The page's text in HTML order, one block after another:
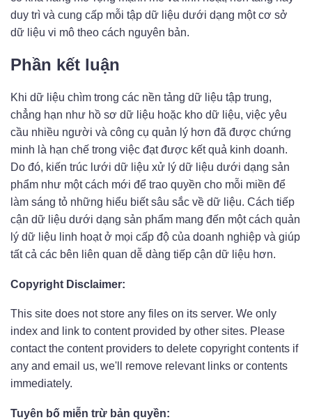
duy trì và cung cấp mỗi tập dữ liệu dưới dạng một cơ sở
dữ liệu vi mô theo cách nguyên bản.
Phần kết luận
Khi dữ liệu chìm trong các nền tảng dữ liệu tập trung,
chẳng hạn như hồ sơ dữ liệu hoặc kho dữ liệu, việc yêu
cầu nhiều người và công cụ quản lý hơn đã được chứng
minh là hạn chế trong việc đạt được kết quả kinh doanh.
Do đó, kiến ​​trúc lưới dữ liệu xử lý dữ liệu dưới dạng sản
phẩm như một cách mới để trao quyền cho mỗi miền để
làm sáng tỏ những hiểu biết sâu sắc về dữ liệu. Cách tiếp
cận dữ liệu dưới dạng sản phẩm mang đến một cách quản
lý dữ liệu linh hoạt ở mọi cấp độ của doanh nghiệp và giúp
tất cả các bên liên quan dễ dàng tiếp cận dữ liệu hơn.
Copyright Disclaimer:
This site does not store any files on its server. We only
index and link to content provided by other sites. Please
contact the content providers to delete copyright contents if
any and email us, we'll remove relevant links or contents
immediately.
Tuyên bố miễn trừ bản quyền: